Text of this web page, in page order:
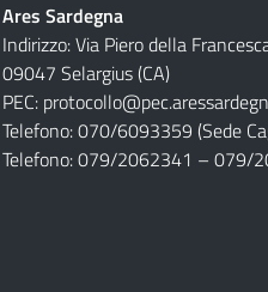
Ares Sardegna
Indirizzo: Via Piero della
09047 Selargius (CA)
PEC:
Telefono: 070/6093359 (Sede
Telefono: 079/2062341 – 079/